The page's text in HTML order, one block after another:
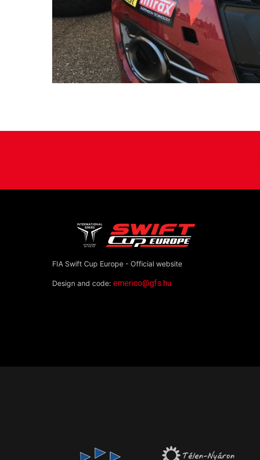
FIA Swift Cup Europe - Official website
Design and code: emerico@gfs.hu